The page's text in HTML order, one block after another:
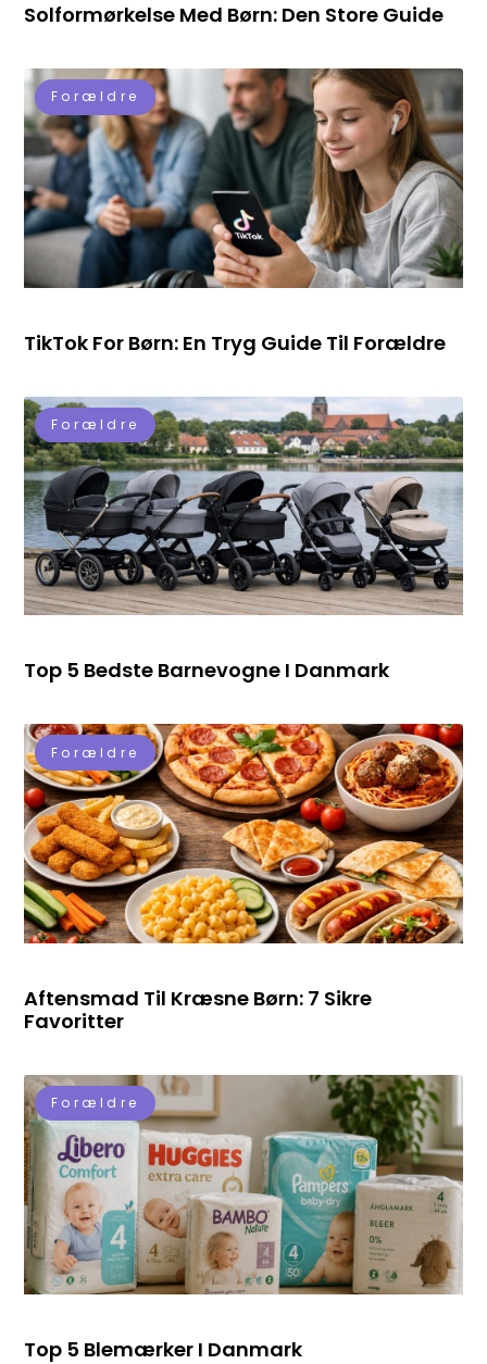
Solformørkelse Med Børn: Den Store Guide
Forældre
TikTok For Børn: En Tryg Guide Til Forældre
Forældre
Top 5 Bedste Barnevogne I Danmark
Forældre
Aftensmad Til Kræsne Børn: 7 Sikre
Favoritter
Forældre
Top 5 Blemærker I Danmark